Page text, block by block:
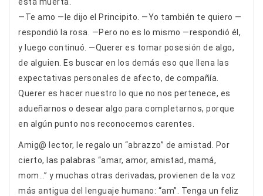
—Te amo —le dijo el Principito. —Yo también te quiero —
respondió la rosa. —Pero no es lo mismo —respondió él,
y luego continuó. —Querer es tomar posesión de algo,
de alguien. Es buscar en los demás eso que llena las
expectativas personales de afecto, de compañía.
Querer es hacer nuestro lo que no nos pertenece, es
adueñarnos o desear algo para completarnos, porque
en algún punto nos reconocemos carentes.
Amig@ lector, le regalo un “abrazzo” de amistad. Por
cierto, las palabras “amar, amor, amistad, mamá,
mom…” y muchas otras derivadas, provienen de la voz
más antigua del lenguaje humano: “am”. Tenga un feliz